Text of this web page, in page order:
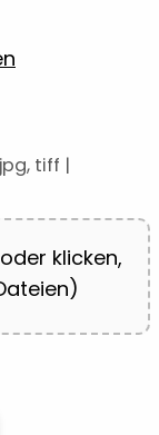
tiff |
klicken,